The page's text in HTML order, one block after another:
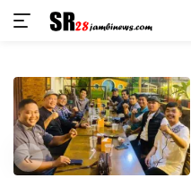
konten
«